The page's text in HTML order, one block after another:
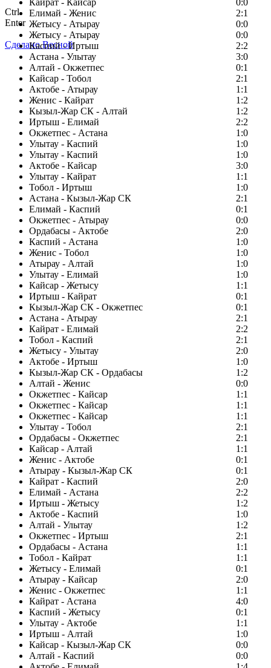
Кайрат - Кайсар
0:0
Елимай - Женис
2:1
Жетысу - Атырау
0:0
Жетысу - Атырау
0:0
Каспий - Иртыш
2:2
Астана - Улытау
3:0
Алтай - Окжетпес
0:1
Кайсар - Тобол
2:1
Актобе - Атырау
1:1
Женис - Кайрат
1:2
Кызыл-Жар СК - Алтай
1:2
Иртыш - Елимай
2:2
Окжетпес - Астана
1:0
Улытау - Каспий
1:0
Улытау - Каспий
1:0
Актобе - Кайсар
3:0
Улытау - Кайрат
1:1
Тобол - Иртыш
1:0
Астана - Кызыл-Жар СК
2:1
Елимай - Каспий
0:1
Окжетпес - Атырау
0:0
Ордабасы - Актобе
2:0
Каспий - Астана
1:0
Женис - Тобол
1:0
Атырау - Алтай
1:0
Улытау - Елимай
1:0
Кайсар - Жетысу
1:1
Иртыш - Кайрат
0:1
Кызыл-Жар СК - Окжетпес
0:1
Астана - Атырау
2:1
Кайрат - Елимай
2:2
Тобол - Каспий
2:1
Жетысу - Улытау
2:0
Актобе - Иртыш
1:0
Кызыл-Жар СК - Ордабасы
1:2
Алтай - Женис
0:0
Окжетпес - Кайсар
1:1
Окжетпес - Кайсар
1:1
Окжетпес - Кайсар
1:1
Улытау - Тобол
2:1
Ордабасы - Окжетпес
2:1
Кайсар - Алтай
1:1
Женис - Актобе
0:1
Атырау - Кызыл-Жар СК
0:1
Кайрат - Каспий
2:0
Елимай - Астана
2:2
Иртыш - Жетысу
1:2
Актобе - Каспий
1:0
Алтай - Улытау
1:2
Окжетпес - Иртыш
2:1
Ордабасы - Астана
1:1
Тобол - Кайрат
1:1
Жетысу - Елимай
0:1
Атырау - Кайсар
2:0
Женис - Окжетпес
1:1
Кайрат - Астана
4:0
Каспий - Жетысу
0:1
Улытау - Актобе
1:1
Иртыш - Алтай
1:0
Кайсар - Кызыл-Жар СК
0:0
Алтай - Каспий
0:0
Ctrl
Enter
Сделано Весной